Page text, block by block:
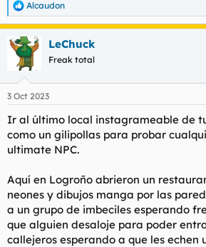
R
e
a
c
c
e
:
Alcaudon
LeChuck
Freak total
3 Oct 2023
Ir al último local instagrameable de
como un gilipollas para probar
ultimate NPC.
Aquí en Logroño abrieron un
neones y dibujos manga por las
a un grupo de imbeciles esperando
que alguien desaloje para poder
callejeros esperando a que les echen